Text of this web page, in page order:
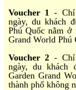
Voucher 1 -
ngày, du khách
Phú Quốc nằm ở
Grand World Phú
Voucher 2 -
ngày, du khách
Garden Grand
thành phố không